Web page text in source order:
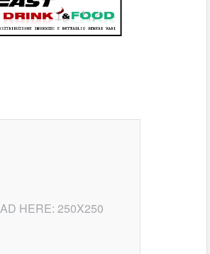
AD HERE: 250X250